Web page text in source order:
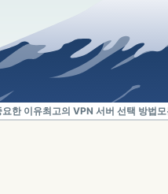
요한 이유최고의 VPN 서버 선택 방법